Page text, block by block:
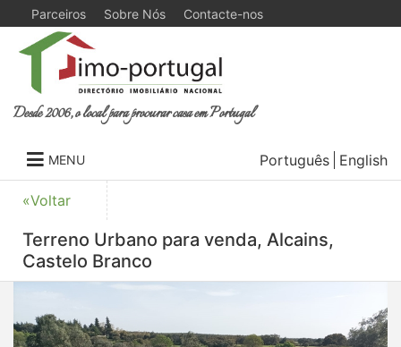
Parceiros Sobre Nós Contacte-nos
Desde 2006, o local para procurar casa em Portugal
MENU Português English
«Voltar
Terreno Urbano para venda, Alcains,
Castelo Branco